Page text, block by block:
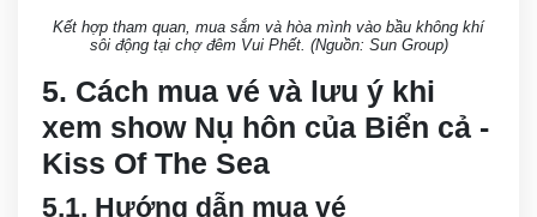
Kết hợp tham quan, mua sắm và hòa mình vào bầu không khí
sôi động tại chợ đêm Vui Phết. (Nguồn: Sun Group)
5. Cách mua vé và lưu ý khi
xem show Nụ hôn của Biển cả -
Kiss Of The Sea
5.1. Hướng dẫn mua vé